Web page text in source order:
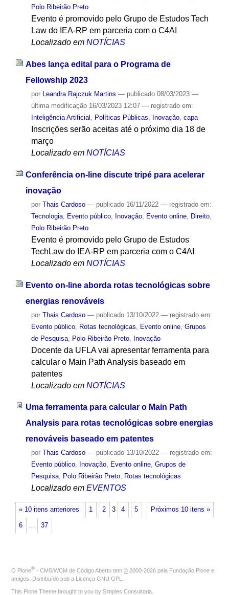
Polo Ribeirão Preto
Evento é promovido pelo Grupo de Estudos Tech
Law do IEA-RP em parceria com o C4AI
Localizado em NOTÍCIAS
Abes lança edital para o Programa de
Fellowship 2023
por Leandra Rajczuk Martins — publicado08/03/2023 —
última modificação16/03/2023 12:07 — registrado em:
Inteligência Artificial , Políticas Públicas, Inovação, capa
Inscrições serão aceitas até o próximo dia 18 de
março
Localizado em NOTÍCIAS
Conferência on-line discute tripé para acelerar
inovação
por Thais Cardoso — publicado16/11/2022 — registrado em:
Tecnologia, Evento público, Inovação, Evento online, Direito,
Polo Ribeirão Preto
Evento é promovido pelo Grupo de Estudos
TechLaw do IEA-RP em parceria com o C4AI
Localizado em NOTÍCIAS
Evento on-line aborda rotas tecnológicas sobre
energias renováveis
por Thais Cardoso — publicado13/10/2022 — registrado em:
Evento público, Rotas tecnológicas Evento online, Grupos
de Pesquisa, Polo Ribeirão Preto, Inovação
Docente da UFLA vai apresentar ferramenta para
calcular o Main Path Analysis baseado em
patentes
Localizado em NOTÍCIAS
Uma ferramenta para calcular o Main Path
Analysis para rotas tecnológicas sobre energias
renováveis baseado em patentes
por Thais Cardoso — publicado13/10/2022 — registrado em:
Evento público, Inovação, Evento online, Grupos de
Pesquisa, Polo Ribeirão Preto, Rotas tecnológicas
Localizado em EVENTOS
« 10 itens anteriores Próximos 10 itens »
1 2 3 4 5
6 … 37
O Plone® - CMS/WCM de Código Aberto tem © 2000-2026 pela Fundação Plone e
amigos. Distribuído sob a Licença GNU GPL
This Plone Theme brought to you by Simples Consultoria